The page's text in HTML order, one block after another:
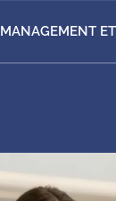
MANAGEMENT